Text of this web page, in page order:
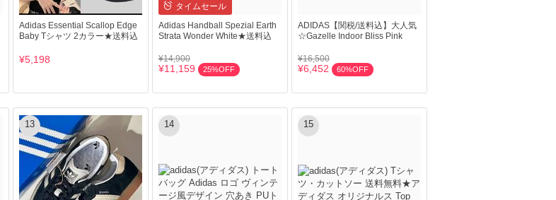
Adidas Essential Scallop Edge
Baby Tシャツ 2カラー★送料込
¥5,198
タイムセール
Adidas Handball Spezial Earth
Strata Wonder White★送料込
¥14,900
¥11,159 25%OFF
ADIDAS【関税/送料込】大人気
☆Gazelle Indoor Bliss Pink
¥16,500
¥6,452 60%OFF
13 14 15